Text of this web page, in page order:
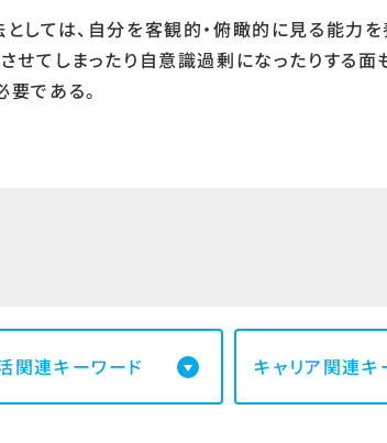
ては、自分を客観的・俯瞰的に見る能力を
せてしまったり自意識過剰になったりする
である。
関連キーワード キャリア関連キ